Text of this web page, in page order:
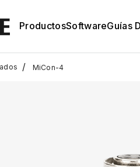
ProductosSoftwareGuías
/ MiCon-4